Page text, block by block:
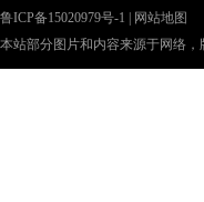
鲁ICP备15020979号-1
网站地图
本站部分图片和内容来源于网络